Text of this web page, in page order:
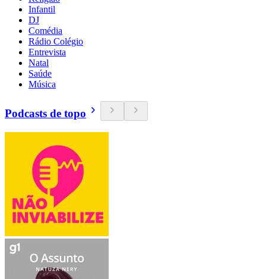
Infantil
DJ
Comédia
Rádio Colégio
Entrevista
Natal
Saúde
Música
Podcasts de topo